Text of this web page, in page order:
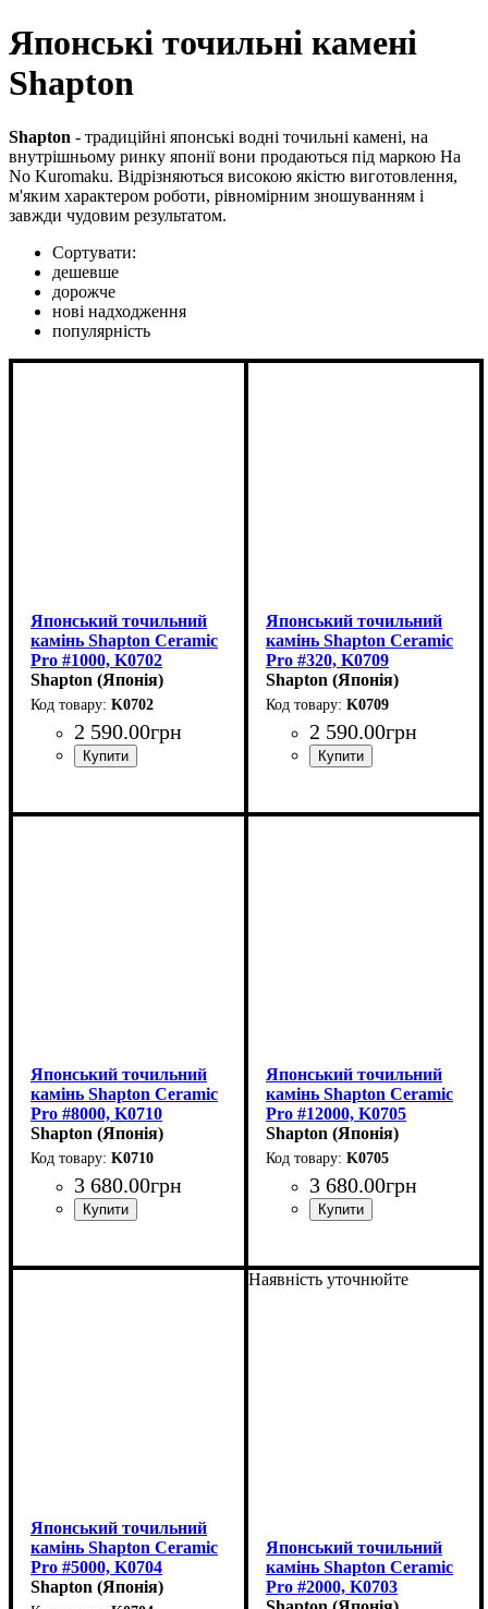
Японські точильні камені
Shapton
Shapton - традиційні японські водні точильні камені, на
внутрішньому ринку японії вони продаються під маркою Ha
No Kuromaku. Відрізняються високою якістю виготовлення,
м'яким характером роботи, рівномірним зношуванням і
завжди чудовим результатом.
Сортувати:
дешевше
дорожче
нові надходження
популярність
Японський точильний
камінь Shapton Ceramic
Pro #1000, K0702
(210x70x15мм)
Shapton (Японія)
K0702
2 590.00грн
Японський точильний
камінь Shapton Ceramic
Pro #320, K0709
(210x70x15мм)
Shapton (Японія)
K0709
2 590.00грн
Японський точильний
камінь Shapton Ceramic
Pro #8000, K0710
(210x70x15мм)
Shapton (Японія)
K0710
3 680.00грн
Японський точильний
камінь Shapton Ceramic
Pro #12000, K0705
(210x70x15мм)
Shapton (Японія)
K0705
3 680.00грн
Японський точильний
камінь Shapton Ceramic
Pro #5000, K0704
(210x70x15мм)
Shapton (Японія)
Наявність уточнюйте
Японський точильний
камінь Shapton Ceramic
Pro #2000, K0703